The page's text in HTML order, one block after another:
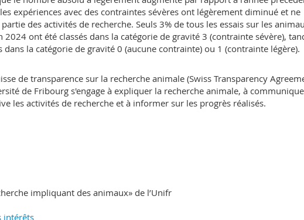
expériences avec des contraintes sévères ont légèrement diminué et ne
des activités de recherche. Seuls 3% de tous les essais sur les
ont été classés dans la catégorie de gravité 3 (contrainte sévère),
la catégorie de gravité 0 (aucune contrainte) ou 1 (contrainte légère).
de transparence sur la recherche animale (Swiss Transparency
de Fribourg s'engage à expliquer la recherche animale, à
les activités de recherche et à informer sur les progrès réalisés.
impliquant des animaux» de l’Unifr
intérêts